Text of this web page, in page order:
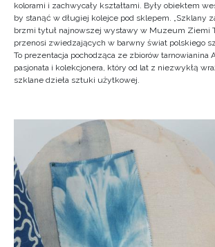
kolorami i zachwycały kształtami. Były obiektem
by stanąć w długiej kolejce pod sklepem. „Szklany
brzmi tytuł najnowszej wystawy w Muzeum Ziemi
przenosi zwiedzających w barwny świat polskiego
To prezentacja pochodząca ze zbiorów tarnowianina
pasjonata i kolekcjonera, który od lat z niezwykłą
szklane dzieła sztuki użytkowej.